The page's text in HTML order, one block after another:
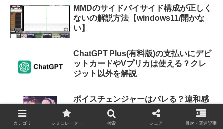
MMDのサイドバイサイド構成が正しく
ないの解説方法【windows11/開かな
い】
ChatGPT Plus(有料版)の支払いにデビ
ットカードやVプリカは使える？クレ
ジット以外を解説
ボイスチェンジャーはバレる？違和感
や配信バレを徹底解説
カテゴリ シミュレーター 検索 シェア 目次・関連記事